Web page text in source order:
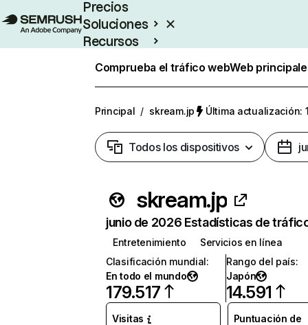
Precios
Soluciones
Recursos
Comprueba el tráfico webWeb
Principal / skream.jp Última actualización:
Todos los dispositivos
skream.jp
junio de 2026 Estadísticas de
Entretenimiento
Servicios en línea
Clasificación mundial:
En todo el mundo
179.517
Rango del país:
Japón
14.591
Visitas
Puntuación de